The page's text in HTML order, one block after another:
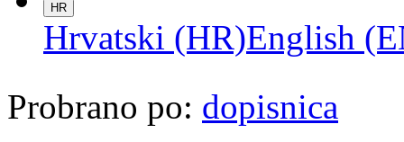
HR
Hrvatski (HR)English
Probrano po: dopisnica